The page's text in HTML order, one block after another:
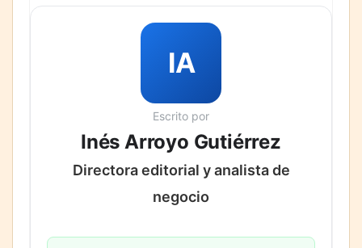
IA
Escrito por
Inés Arroyo Gutiérrez
Directora editorial y analista de
negocio